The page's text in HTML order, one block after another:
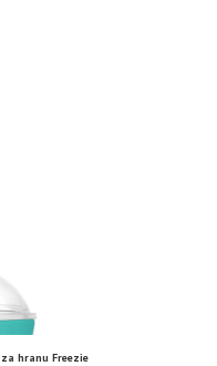
hranu Freezie